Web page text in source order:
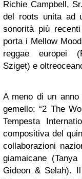
Richie Campbell,
del roots unita ad
sonorità più
porta i Mellow
reggae europei
Sziget) e
A meno di un anno
gemello: “2 The
Tempesta
compositiva del
collaborazioni
giamaicane
Gideon & Selah).